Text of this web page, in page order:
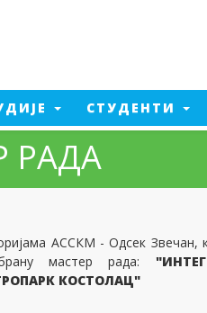
пожара
технологије
Машинско
инжењерство -
Машинско
СТУДЕНТИ
РАДА
АССКМ - Одсек Звечан,
мастер рада:
КОСТОЛАЦ"